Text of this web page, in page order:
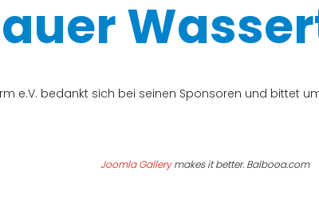
e.V. bedankt sich bei seinen Sponsoren und bittet
Joomla Gallerymakes it better. Balbooa.com